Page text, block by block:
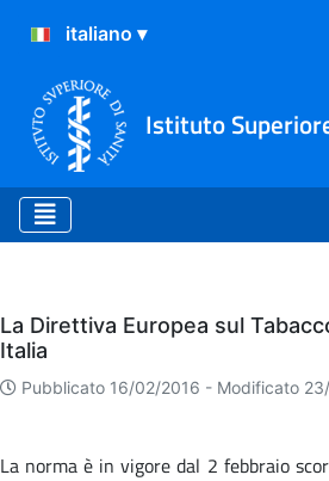
Istituto
Eventi
La Direttiva Europea sul
Italia
Pubblicato 16/02/2016 - Modificato
La norma è in vigore dal 2 febbraio